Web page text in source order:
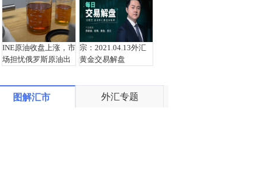
INE原油收盘上涨，市
场担忧俄罗斯原油出
宗：2021.04.13外汇
黄金交易解盘
图解汇市 外汇专题